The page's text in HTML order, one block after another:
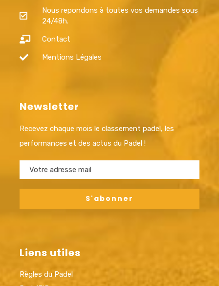
Nous repondons à toutes vos demandes sous
24/48h.
Contact
Mentions Légales
Newsletter
Recevez chaque mois le classement padel, les
performances et des actus du Padel !
Liens utiles
Règles du Padel